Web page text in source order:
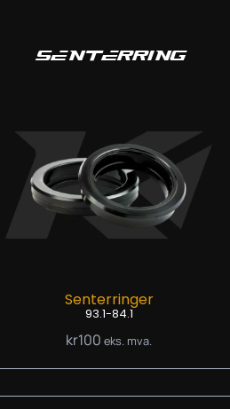
SENTERRING
Senterringer
93.1-84.1
kr100 eks. mva.